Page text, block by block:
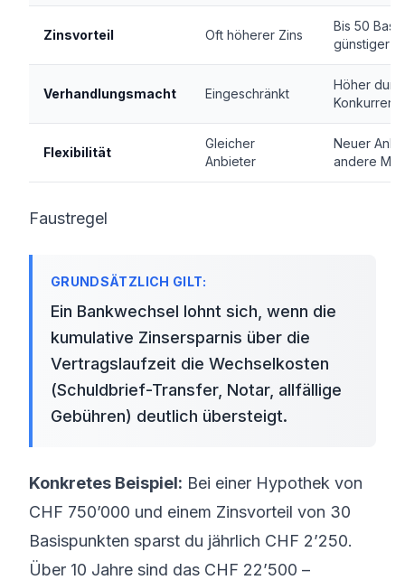
Zinsvorteil Oft höherer Zins
Bis 50
günstiger
Verhandlungsmacht Eingeschränkt
Höher
Flexibilität
Gleicher
Anbieter
Neuer
andere
Faustregel
Ein Bankwechsel lohnt sich, wenn die
kumulative Zinsersparnis über die
Vertragslaufzeit die Wechselkosten
(Schuldbrief-Transfer, Notar, allfällige
Gebühren) deutlich übersteigt.
Konkretes Beispiel: Bei einer Hypothek von
CHF 750’000 und einem Zinsvorteil von 30
Basispunkten sparst du jährlich CHF 2’250.
Über 10 Jahre sind das CHF 22’500 –